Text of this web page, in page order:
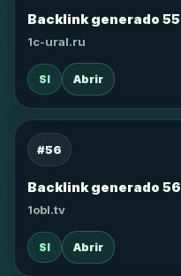
Backlink generado 55
1c-ural.ru
SI Abrir
#56
Backlink generado 56
1obl.tv
SI Abrir